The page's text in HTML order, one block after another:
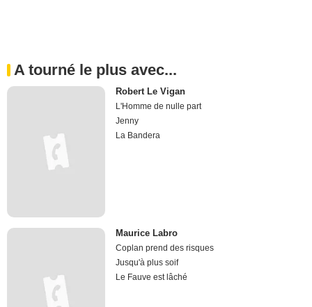
A tourné le plus avec...
Robert Le Vigan
L'Homme de nulle part
Jenny
La Bandera
Maurice Labro
Coplan prend des risques
Jusqu'à plus soif
Le Fauve est lâché